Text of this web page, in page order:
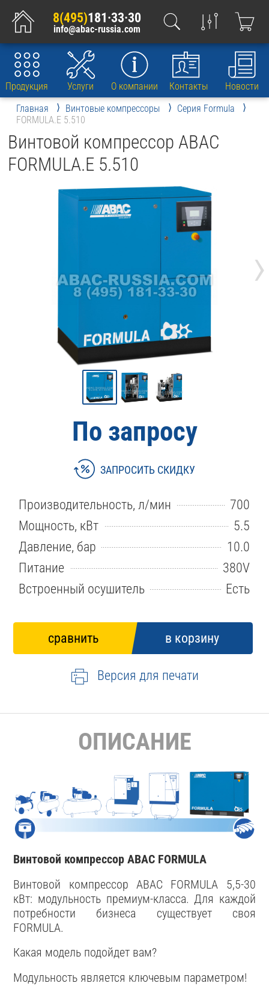
8(495)181·33·30
info@abac-russia.com
Продукция Услуги О компании Контакты
Новости
Главная
Винтовые компрессоры
Серия Formula
FORMULA.E 5.510
Винтовой компрессор ABAC
FORMULA.E 5.510
›
По запросу
ЗАПРОСИТЬ СКИДКУ
Производительность, л/мин
700
Мощность, кВт
5.5
Давление, бар
10.0
Питание
380V
Встроенный осушитель
Есть
Версия для печати
ОПИСАНИЕ
Винтовой компрессор ABAC FORMULA
Винтовой компрессор ABAC FORMULA 5,5-30
кВт: модульность премиум-класса. Для каждой
потребности бизнеса существует своя
FORMULA.
Какая модель подойдет вам?
Модульность является ключевым параметром!